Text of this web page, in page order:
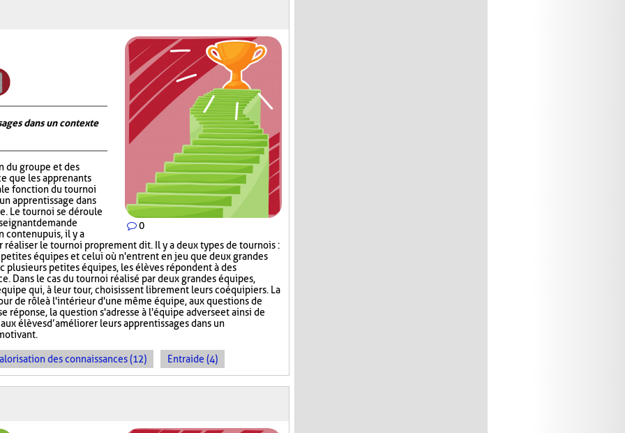
0
dans un contexte
du groupe et des
que les apprenants
fonction du tournoi
apprentissage dans
Le tournoi se déroule
demande
contenu puis, il y a
le tournoi proprement dit. Il y a deux types de tournois :
équipes et celui où n'entrent en jeu que deux grandes
plusieurs petites équipes, les élèves répondent à des
Dans le cas du tournoi réalisé par deux grandes équipes,
qui, à leur tour, choisissent librement leurs coéquipiers. La
de rôle à l'intérieur d'une même équipe, aux questions de
réponse, la question s'adresse à l'équipe adverse et ainsi de
élèves d’améliorer leurs apprentissages dans un
des connaissances (12) Entraide (4)